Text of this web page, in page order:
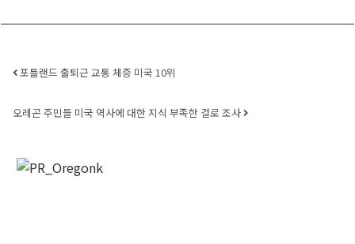
Post navigation
포틀랜드 출퇴근 교통 체증 미국 10위
오레곤 주민들 미국 역사에 대한 지식 부족한 걸로 조사